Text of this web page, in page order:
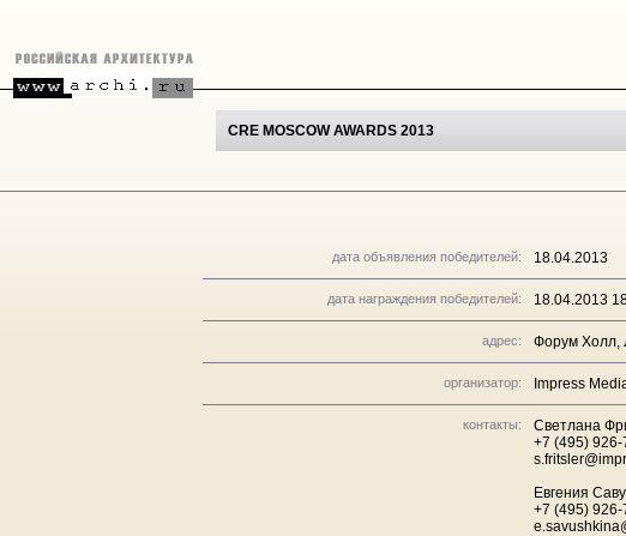
CRE MOSCOW AWARDS 2013
дата объявления победителей: 18.04.2013
дата награждения победителей: 18.04.2013
адрес: Форум Холл,
организатор: Impress
контакты:
Светлана
+7 (495)
Евгения
+7 (495)